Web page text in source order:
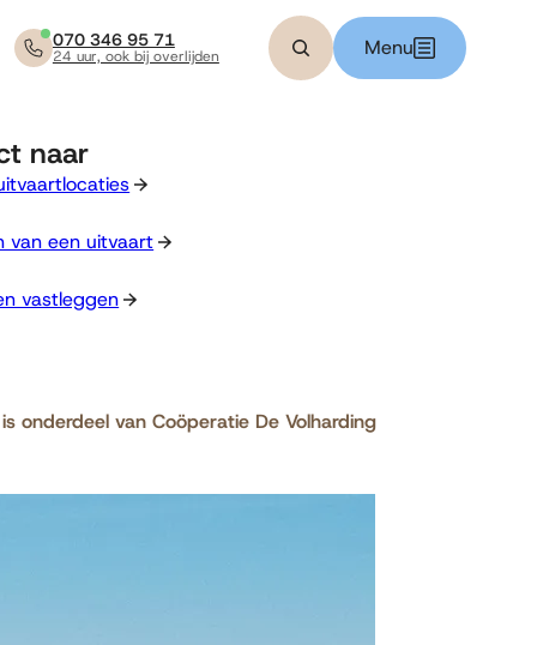
Zoeken
Menu
070 346 95 71
24 uur, ook bij overlijden
naar
van een uitvaart
vastleggen
is onderdeel van Coöperatie De Volharding